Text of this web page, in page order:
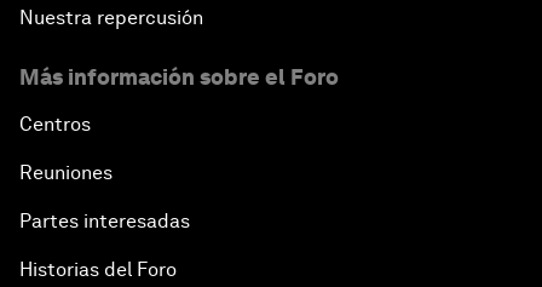
Nuestra repercusión
Más información sobre el Foro
Centros
Reuniones
Partes interesadas
Historias del Foro